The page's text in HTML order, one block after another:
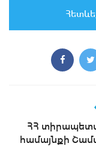
ՀՀ
համայնքի